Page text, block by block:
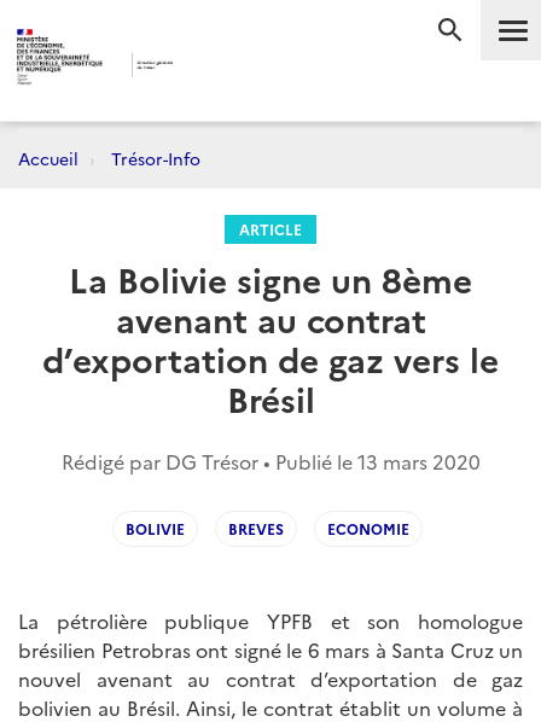
Accueil Trésor-Info
ARTICLE
La Bolivie signe un 8ème
avenant au contrat
d’exportation de gaz vers le
Brésil
Rédigé par DG Trésor • Publié le13 mars 2020
BOLIVIE BREVES ECONOMIE
La pétrolière publique YPFB et son homologue
brésilien Petrobras ont signé le 6 mars à Santa Cruz un
nouvel avenant au contrat d’exportation de gaz
bolivien au Brésil. Ainsi, le contrat établit un volume à